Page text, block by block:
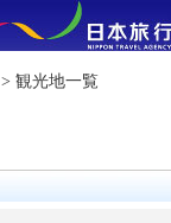
> 観光地一覧